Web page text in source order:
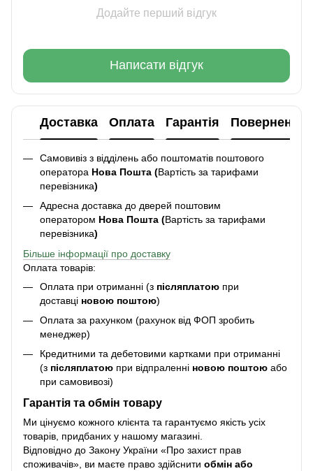
Додайте перший відгук
Написати відгук
Доставка Оплата Гарантія Повернення
Самовивіз з відділень або поштоматів поштового
оператора Нова Пошта (Вартість за тарифами
перевізника)
Адресна доставка до дверей поштовим
оператором Нова Пошта (Вартість за тарифами
перевізника)
Більше інформації про доставку
Оплата товарів:
Оплата при отриманні (з післяплатою при
доставці новою поштою)
Оплата за рахунком (рахунок від ФОП зробить
менеджер)
Кредитними та дебетовими картками при отриманні
(з післяплатою при відпраленні новою поштою або
при самовивозі)
Гарантія та обмін товару
Ми цінуємо кожного клієнта та гарантуємо якість усіх
товарів, придбаних у нашому магазині.
Відповідно до Закону України «Про захист прав
споживачів», ви маєте право здійснити обмін або